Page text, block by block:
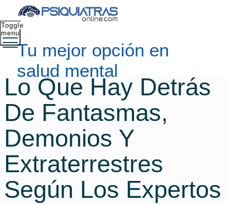
Tu mejor opción en
salud mental
Toggle
menu
Lo Que Hay Detrás
De Fantasmas,
Demonios Y
Extraterrestres
Según Los Expertos